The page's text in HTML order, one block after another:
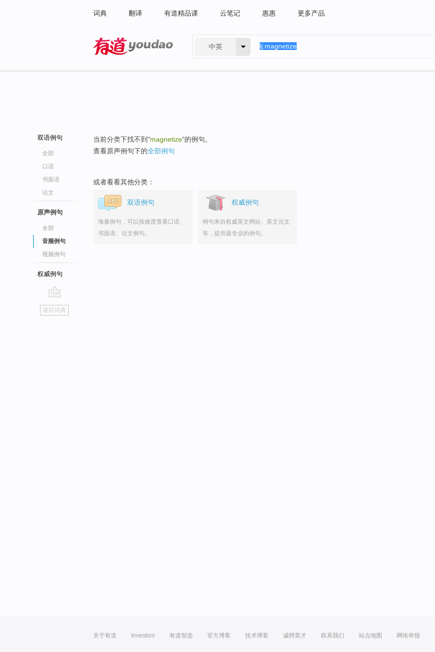
词典 翻译 有道精品课 云笔记 惠惠 更多产品
中英
双语例句
全部
口语
书面语
论文
原声例句
全部
音频例句
视频例句
权威例句
go
top
返回词典
当前分类下找不到"magnetize"的例句。
查看原声例句下的全部例句
或者看看其他分类：
双语例句
海量例句，可以按难度查看口语、
书面语、论文例句。
权威例句
例句来自权威英文网站、英文论文
等，提供最专业的例句。
关于有道 Investors 有道智选 官方博客 技术博客 诚聘英才 联系我们 站点地图 网络举报